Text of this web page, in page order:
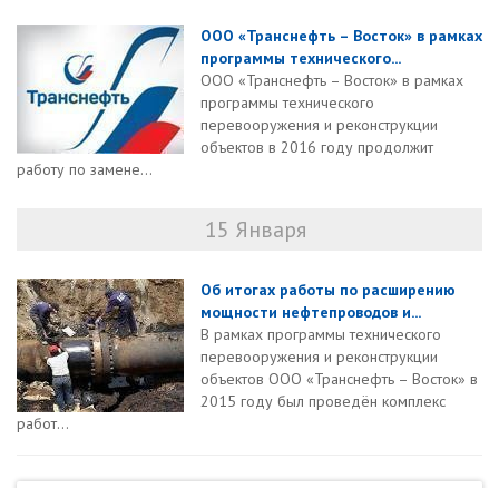
ООО «Транснефть – Восток» в рамках
программы технического...
ООО «Транснефть – Восток» в рамках
программы технического
перевооружения и реконструкции
объектов в 2016 году продолжит
работу по замене...
15 Января
Об итогах работы по расширению
мощности нефтепроводов и...
В рамках программы технического
перевооружения и реконструкции
объектов ООО «Транснефть – Восток» в
2015 году был проведён комплекс
работ...